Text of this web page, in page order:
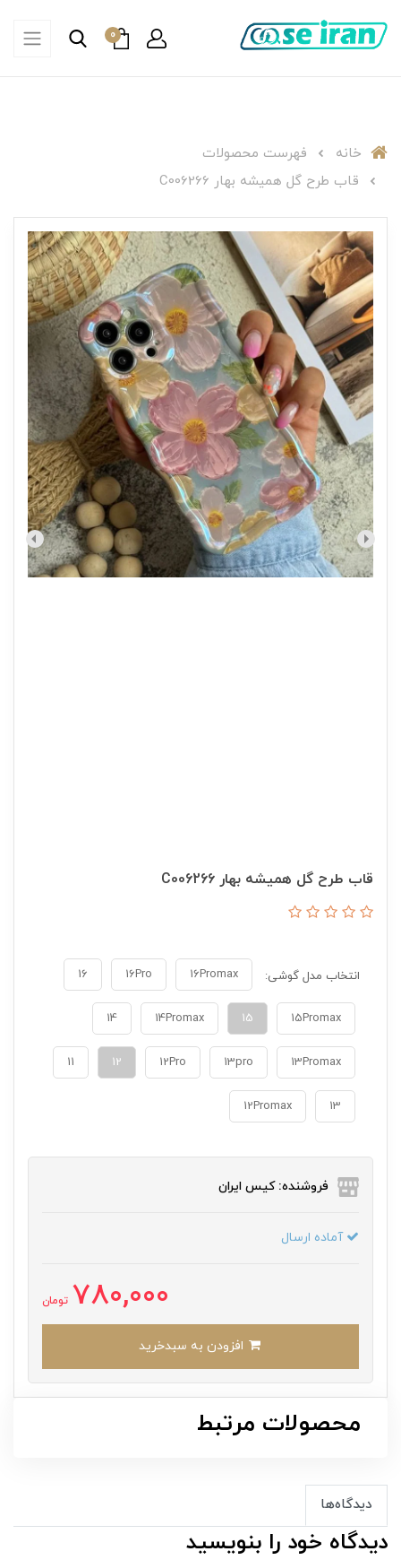
0
خانه
فهرست محصولات
قاب طرح گل همیشه بهار C006266
قاب طرح گل همیشه بهار C006266
انتخاب مدل گوشی: 16Promax
16Pro
16
15Promax
15
14Promax
14
13Promax
13pro
12Pro
12
11
13
12Promax
فروشنده: کیس ایران
آماده ارسال
780,000 تومان
محصولات مرتبط
دیدگاه‌ها
دیدگاه خود را بنویسید